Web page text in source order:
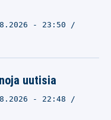
- 23:50
uutisia
- 22:48